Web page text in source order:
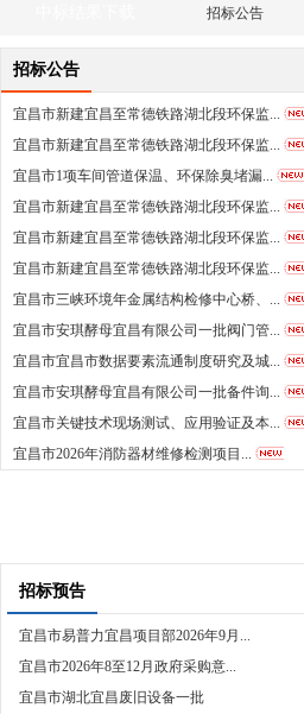
招标公告
招标公告
宜昌市新建宜昌至常德铁路湖北段环保监...
宜昌市新建宜昌至常德铁路湖北段环保监...
宜昌市1项车间管道保温、环保除臭堵漏...
宜昌市新建宜昌至常德铁路湖北段环保监...
宜昌市新建宜昌至常德铁路湖北段环保监...
宜昌市新建宜昌至常德铁路湖北段环保监...
宜昌市三峡环境年金属结构检修中心桥、...
宜昌市安琪酵母宜昌有限公司一批阀门管...
宜昌市宜昌市数据要素流通制度研究及城...
宜昌市安琪酵母宜昌有限公司一批备件询...
宜昌市关键技术现场测试、应用验证及本...
宜昌市2026年消防器材维修检测项目...
招标预告
宜昌市易普力宜昌项目部2026年9月...
宜昌市2026年8至12月政府采购意...
宜昌市湖北宜昌废旧设备一批